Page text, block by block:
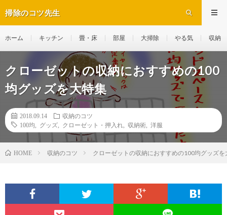
掃除のコツ先生
ホーム キッチン 畳・床 部屋 大掃除 やる気 収納
クローゼットの収納におすすめの100
均グッズを大特集
2018.09.14
収納のコツ
100均
グッズ クローゼット・押入れ 収納術 洋服
HOME 収納のコツ クローゼットの収納におすすめの100均グッズを